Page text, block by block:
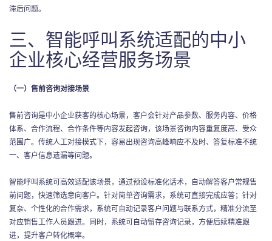
滞后问题。
三、智能呼叫系统适配的中小
企业核心经营服务场景
（一）售前咨询对接场景
售前咨询是中小企业获客的核心场景，客户会针对产品参数、服务内容、价格
体系、合作流程、合作条件等内容发起咨询，该场景咨询内容重复度高、受众
范围广。传统人工对接模式下，容易出现咨询高峰响应不及时、答复标准不统
一、客户信息遗漏等问题。
智能呼叫系统可高效适配该场景，通过预设标准化话术，自动解答客户常规售
前问题，快速筛选意向客户。针对简单咨询需求，系统可直接完成应答；针对
复杂、个性化的合作需求，系统可自动记录客户问题与联系方式，精准分流至
对应销售工作人员跟进。同时，系统可自动留存咨询记录，方便后续精准跟
进，提升客户转化概率。